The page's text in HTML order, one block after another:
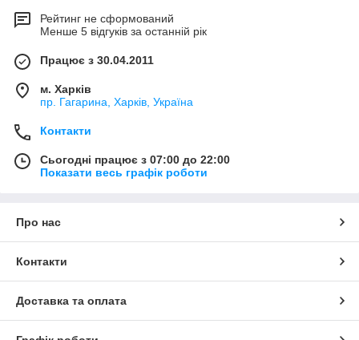
Рейтинг не сформований
Менше 5 відгуків за останній рік
Працює з 30.04.2011
м. Харків
пр. Гагарина, Харків, Україна
Контакти
Сьогодні працює з 07:00 до 22:00
Показати весь графік роботи
Про нас
Контакти
Доставка та оплата